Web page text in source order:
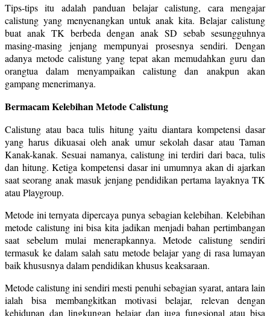
Tips-tips itu adalah panduan belajar calistung, cara mengajar
calistung yang menyenangkan untuk anak kita. Belajar calistung
buat anak TK berbeda dengan anak SD sebab sesungguhnya
masing-masing jenjang mempunyai prosesnya sendiri. Dengan
adanya metode calistung yang tepat akan memudahkan guru dan
orangtua dalam menyampaikan calistung dan anakpun akan
gampang menerimanya.
Bermacam Kelebihan Metode Calistung
Calistung atau baca tulis hitung yaitu diantara kompetensi dasar
yang harus dikuasai oleh anak umur sekolah dasar atau Taman
Kanak-kanak. Sesuai namanya, calistung ini terdiri dari baca, tulis
dan hitung. Ketiga kompetensi dasar ini umumnya akan di ajarkan
saat seorang anak masuk jenjang pendidikan pertama layaknya TK
atau Playgroup.
Metode ini ternyata dipercaya punya sebagian kelebihan. Kelebihan
metode calistung ini bisa kita jadikan menjadi bahan pertimbangan
saat sebelum mulai menerapkannya. Metode calistung sendiri
termasuk ke dalam salah satu metode belajar yang di rasa lumayan
baik khususnya dalam pendidikan khusus keaksaraan.
Metode calistung ini sendiri mesti penuhi sebagian syarat, antara lain
ialah bisa membangkitkan motivasi belajar, relevan dengan
kehidupan dan lingkungan belajar dan juga fungsional atau bisa